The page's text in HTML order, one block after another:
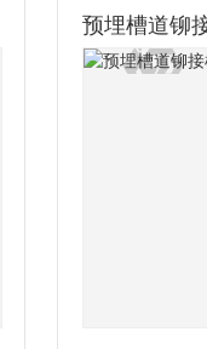
发生器底部